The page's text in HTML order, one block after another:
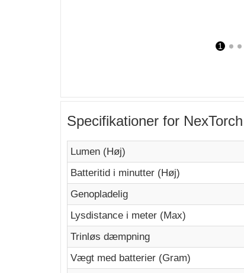
1
Specifikationer for
Lumen (Høj)
Batteritid i minutter (Høj)
Genopladelig
Lysdistance i meter (Max)
Trinløs dæmpning
Vægt med batterier (Gram)